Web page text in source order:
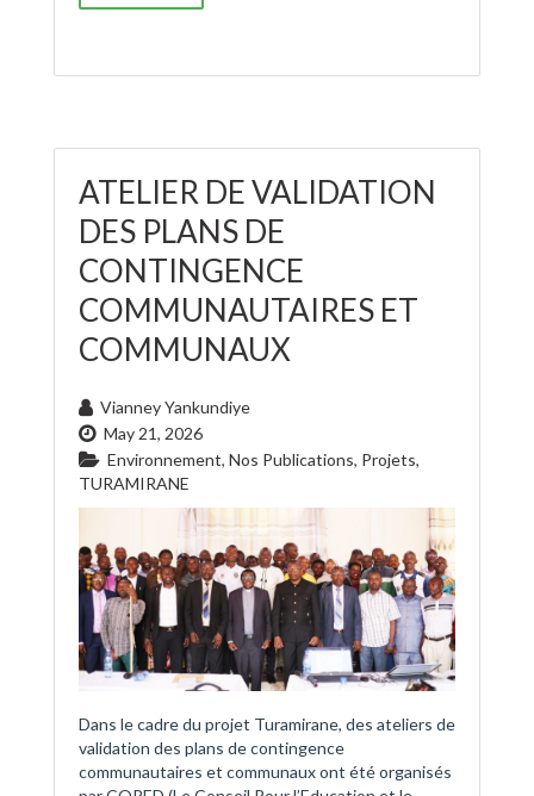
ATELIER DE VALIDATION
DES PLANS DE
CONTINGENCE
COMMUNAUTAIRES ET
COMMUNAUX
Vianney Yankundiye
May 21, 2026
Environnement, Nos Publications, Projets,
TURAMIRANE
Dans le cadre du projet Turamirane, des ateliers de
validation des plans de contingence
communautaires et communaux ont été organisés